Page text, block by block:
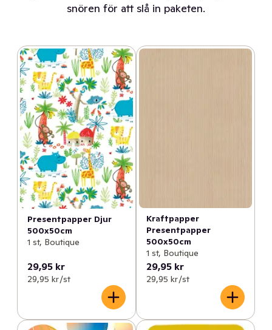
snören för att slå in paketen.
Presentpapper Djur
500x50cm
1 st, Boutique
29,95 kr
29,95 kr /st
Kraftpapper
Presentpapper
500x50cm
1 st, Boutique
29,95 kr
29,95 kr /st